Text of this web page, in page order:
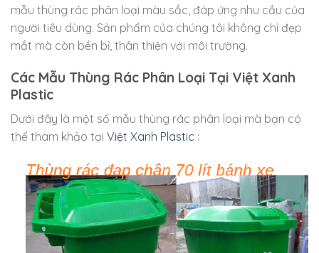
mẫu thùng rác phân loại màu sắc, đáp ứng nhu cầu của
người tiêu dùng. Sản phẩm của chúng tôi không chỉ đẹp
mắt mà còn bền bỉ, thân thiện với môi trường.
Các Mẫu Thùng Rác Phân Loại Tại Việt Xanh
Plastic
Dưới đây là một số mẫu thùng rác phân loại mà bạn có
thể tham khảo tại Việt Xanh Plastic :